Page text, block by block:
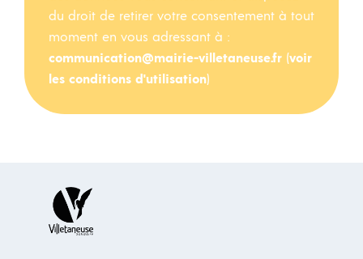
du droit de retirer votre consentement à tout
moment en vous adressant à :
communication@mairie-villetaneuse.fr (voir
les conditions d'utilisation)